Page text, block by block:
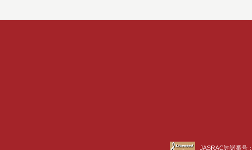
JASRAC許諾番号：